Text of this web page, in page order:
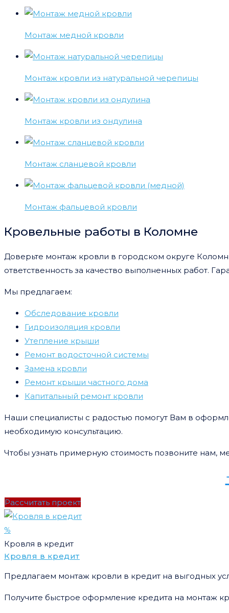
Монтаж медной кровли
Монтаж кровли из натуральной черепицы
Монтаж кровли из ондулина
Монтаж сланцевой кровли
Монтаж фальцевой кровли
Кровельные работы в Коломне
Доверьте монтаж кровли в городском округе
ответственность за качество выполненных работ.
Мы предлагаем:
Обследование кровли
Гидроизоляция кровли
Утепление крыши
Ремонт водосточной системы
Замена кровли
Ремонт крыши частного дома
Капитальный ремонт кровли
Наши специалисты с радостью помогут Вам в
необходимую консультацию.
Чтобы узнать примерную стоимость позвоните нам,
Рассчитать проект
%
Кровля в кредит
Кровля в кредит
Предлагаем монтаж кровли в кредит на выгодных
Получите быстрое оформление кредита на монтаж